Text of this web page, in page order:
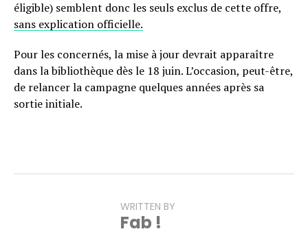
éligible) semblent donc les seuls exclus de cette offre,
sans explication officielle.
Pour les concernés, la mise à jour devrait apparaître
dans la bibliothèque dès le 18 juin. L’occasion, peut-être,
de relancer la campagne quelques années après sa
sortie initiale.
WRITTEN BY
Fab !